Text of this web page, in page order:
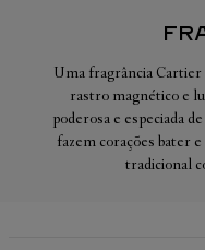
Uma fragrância Cartier
rastro magnético e
poderosa e especiada
fazem corações bater
tradicional